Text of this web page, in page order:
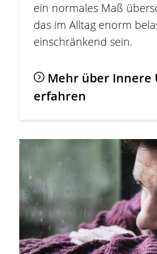
ein normales Maß
das im Alltag enorm
einschränkend sein.
Mehr über Innere
erfahren